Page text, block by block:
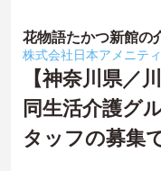
花物語たかつ新館の
株式会社日本アメニテ
【神奈川県／
同生活介護グ
タッフの募集